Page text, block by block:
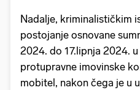
Nadalje, kriminalističkim
postojanje osnovane
2024. do 17.lipnja 2024.
protupravne imovinske
mobitel, nakon čega je u